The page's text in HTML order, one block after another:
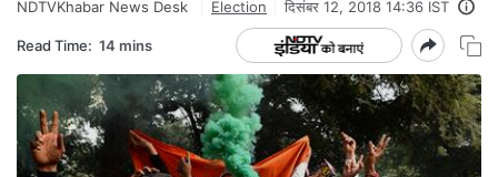
NDTVKhabar News Desk Election दिसंबर 12, 2018 14:36 IST
Read Time: 14 mins